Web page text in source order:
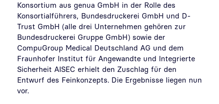
Konsortium aus genua GmbH in der Rolle des
Konsortialführers, Bundesdruckerei GmbH und D-
Trust GmbH (alle drei Unternehmen gehören zur
Bundesdruckerei Gruppe GmbH) sowie der
CompuGroup Medical Deutschland AG und dem
Fraunhofer Institut für Angewandte und Integrierte
Sicherheit AISEC erhielt den Zuschlag für den
Entwurf des Feinkonzepts. Die Ergebnisse liegen nun
vor.